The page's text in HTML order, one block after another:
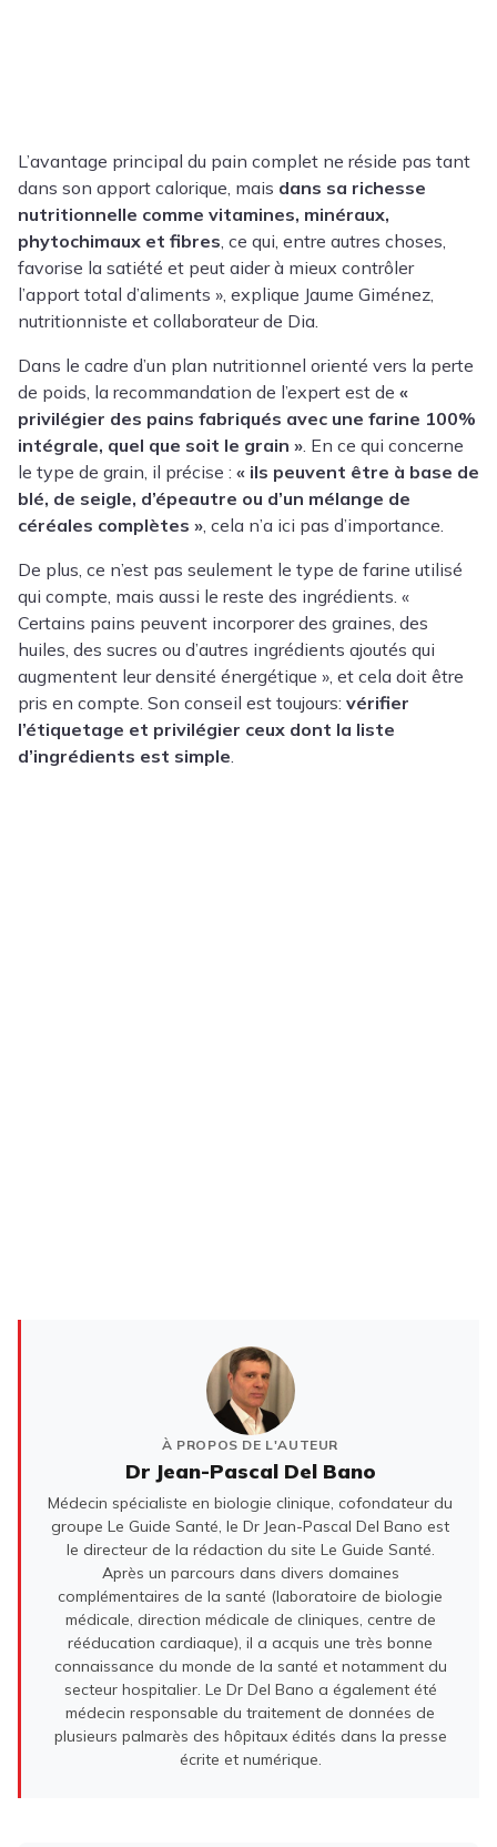
L’avantage principal du pain complet ne réside pas tant
dans son apport calorique, mais dans sa richesse
nutritionnelle comme vitamines, minéraux,
phytochimaux et fibres, ce qui, entre autres choses,
favorise la satiété et peut aider à mieux contrôler
l’apport total d’aliments », explique Jaume Giménez,
nutritionniste et collaborateur de Dia.
Dans le cadre d’un plan nutritionnel orienté vers la perte
de poids, la recommandation de l’expert est de «
privilégier des pains fabriqués avec une farine 100%
intégrale, quel que soit le grain ». En ce qui concerne
le type de grain, il précise : « ils peuvent être à base de
blé, de seigle, d’épeautre ou d’un mélange de
céréales complètes », cela n’a ici pas d’importance.
De plus, ce n’est pas seulement le type de farine utilisé
qui compte, mais aussi le reste des ingrédients. «
Certains pains peuvent incorporer des graines, des
huiles, des sucres ou d’autres ingrédients ajoutés qui
augmentent leur densité énergétique », et cela doit être
pris en compte. Son conseil est toujours: vérifier
l’étiquetage et privilégier ceux dont la liste
d’ingrédients est simple.
À PROPOS DE L'AUTEUR
Dr Jean-Pascal Del Bano
Médecin spécialiste en biologie clinique, cofondateur du
groupe Le Guide Santé, le Dr Jean-Pascal Del Bano est
le directeur de la rédaction du site Le Guide Santé.
Après un parcours dans divers domaines
complémentaires de la santé (laboratoire de biologie
médicale, direction médicale de cliniques, centre de
rééducation cardiaque), il a acquis une très bonne
connaissance du monde de la santé et notamment du
secteur hospitalier. Le Dr Del Bano a également été
médecin responsable du traitement de données de
plusieurs palmarès des hôpitaux édités dans la presse
écrite et numérique.